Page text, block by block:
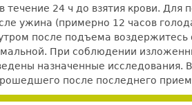
24 ч до взятия крови. Для
ужина (примерно 12 часов
после подъема
При соблюдении
назначенные исследования.
после последнего